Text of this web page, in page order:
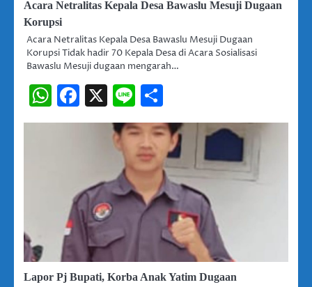
Acara Netralitas Kepala Desa Bawaslu Mesuji Dugaan
Korupsi
Acara Netralitas Kepala Desa Bawaslu Mesuji Dugaan
Korupsi Tidak hadir 70 Kepala Desa di Acara Sosialisasi
Bawaslu Mesuji dugaan mengarah…
WhatsApp
Facebook
X Line
Lapor Pj Bupati, Korba Anak Yatim Dugaan